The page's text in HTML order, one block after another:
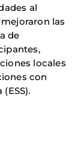
al
las
de
locales
con